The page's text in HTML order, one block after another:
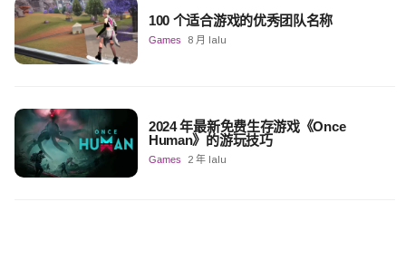
100 个适合游戏的优秀团队名称
Games 8 月 lalu
2024 年最新免费生存游戏《Once
Human》的游玩技巧
Games 2 年 lalu